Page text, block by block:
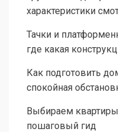
характеристики
Тачки и
где какая
Как подготовить
спокойная
Выбираем
пошаговый гид